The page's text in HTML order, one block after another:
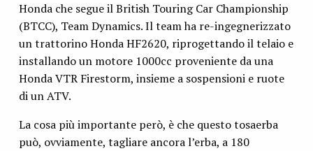
Honda che segue il British Touring Car Championship
(BTCC), Team Dynamics. Il team ha re-ingegnerizzato
un trattorino Honda HF2620, riprogettando il telaio e
installando un motore 1000cc proveniente da una
Honda VTR Firestorm, insieme a sospensioni e ruote
di un ATV.
La cosa più importante però, è che questo tosaerba
può, ovviamente, tagliare ancora l’erba, a 180